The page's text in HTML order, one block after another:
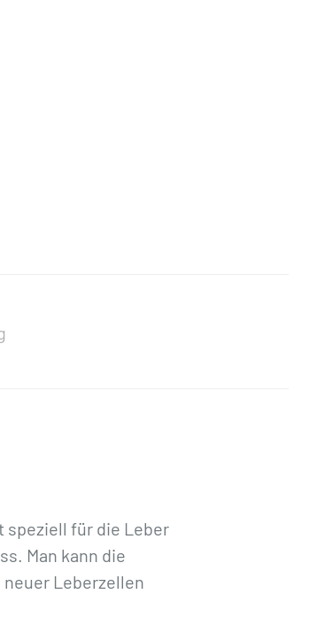
speziell für die Leber
Man kann die
Leberzellen